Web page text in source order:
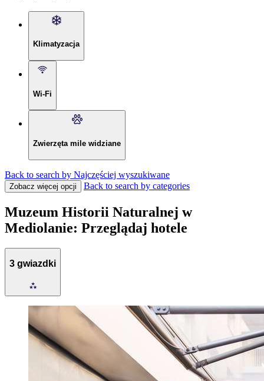
Klimatyzacja
Wi-Fi
Zwierzęta mile widziane
Back to search by Najczęściej wyszukiwane
Zobacz więcej opcji Back to search by categories
Muzeum Historii Naturalnej w
Mediolanie: Przeglądaj hotele
3 gwiazdki